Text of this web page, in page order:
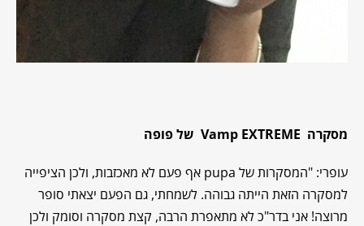
מסקרה Vamp EXTREME של פופה
עופרי: "המסקרות של pupa אף פעם לא מאכזבות, ולכן הציפייה
למסקרה הזאת הייתה גבוהה. לשמחתי, גם הפעם יצאתי סופר
מרוצה! אני בדר"כ לא מתאפרת הרבה, קצת מסקרה וסומק ולכן